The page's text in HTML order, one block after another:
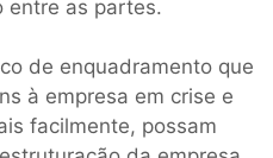
entre as partes.
de enquadramento que
à empresa em crise e
facilmente, possam